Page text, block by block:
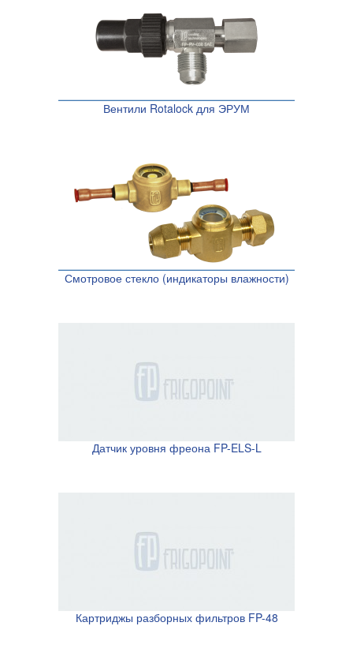
Вентили Rotalock для ЭРУМ
Смотровое стекло (индикаторы влажности)
Датчик уровня фреона FP-ELS-L
Картриджы разборных фильтров FP-48